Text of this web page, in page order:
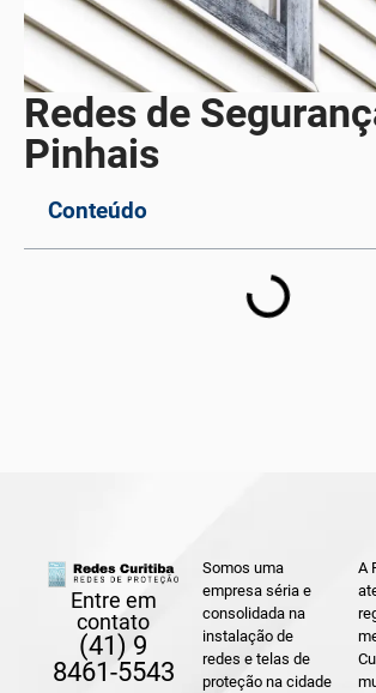
Redes de
Pinhais
Conteúdo
Entre em
contato
(41) 9
8461-5543
Somos uma
empresa séria e
consolidada na
instalação de
redes e telas de
proteção na cidade
A